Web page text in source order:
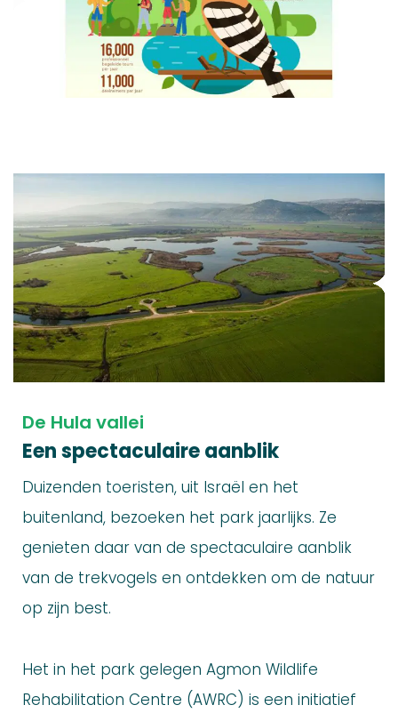
De Hula vallei
Een spectaculaire aanblik
Duizenden toeristen, uit Israël en het
buitenland, bezoeken het park jaarlijks. Ze
genieten daar van de spectaculaire aanblik
van de trekvogels en ontdekken om de natuur
op zijn best.
Het in het park gelegen Agmon Wildlife
Rehabilitation Centre (AWRC) is een initiatief